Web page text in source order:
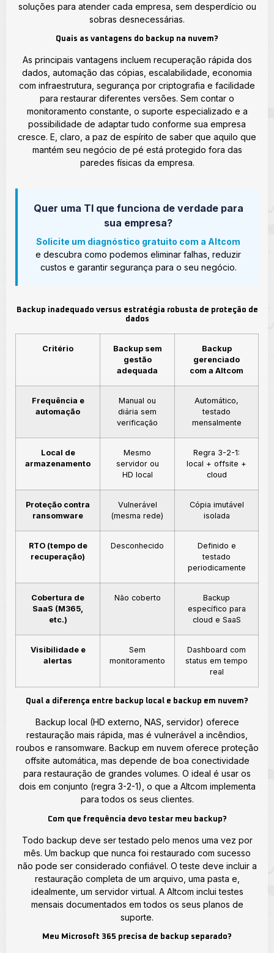
soluções para atender cada empresa, sem desperdício ou
sobras desnecessárias.
Quais as vantagens do backup na nuvem?
As principais vantagens incluem recuperação rápida dos
dados, automação das cópias, escalabilidade, economia
com infraestrutura, segurança por criptografia e facilidade
para restaurar diferentes versões. Sem contar o
monitoramento constante, o suporte especializado e a
possibilidade de adaptar tudo conforme sua empresa
cresce. E, claro, a paz de espírito de saber que aquilo que
mantém seu negócio de pé está protegido fora das
paredes físicas da empresa.
Quer uma TI que funciona de verdade para
sua empresa?
Solicite um diagnóstico gratuito com a Altcom
e descubra como podemos eliminar falhas, reduzir
custos e garantir segurança para o seu negócio.
Backup inadequado versus estratégia robusta de proteção de
dados
Critério
Backup sem
gestão
adequada
Backup
gerenciado
com a Altcom
Frequência e
automação
Manual ou
diária sem
verificação
Automático,
testado
mensalmente
Local de
armazenamento
Mesmo
servidor ou
HD local
Regra 3-2-1:
local + offsite +
cloud
Proteção contra
ransomware
Vulnerável
(mesma rede)
Cópia imutável
isolada
RTO (tempo de
recuperação)
Desconhecido
Definido e
testado
periodicamente
Cobertura de
SaaS (M365,
etc.)
Não coberto
Backup
específico para
cloud e SaaS
Visibilidade e
alertas
Sem
monitoramento
Dashboard com
status em tempo
real
Qual a diferença entre backup local e backup em nuvem?
Backup local (HD externo, NAS, servidor) oferece
restauração mais rápida, mas é vulnerável a incêndios,
roubos e ransomware. Backup em nuvem oferece proteção
offsite automática, mas depende de boa conectividade
para restauração de grandes volumes. O ideal é usar os
dois em conjunto (regra 3-2-1), o que a Altcom implementa
para todos os seus clientes.
Com que frequência devo testar meu backup?
Todo backup deve ser testado pelo menos uma vez por
mês. Um backup que nunca foi restaurado com sucesso
não pode ser considerado confiável. O teste deve incluir a
restauração completa de um arquivo, uma pasta e,
idealmente, um servidor virtual. A Altcom inclui testes
mensais documentados em todos os seus planos de
suporte.
Meu Microsoft 365 precisa de backup separado?